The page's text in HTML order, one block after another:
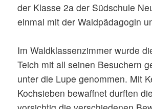
der Klasse 2a der Südschule
einmal mit der Waldpädagogin
Im Waldklassenzimmer wurde
Teich mit all seinen Besuchern
unter die Lupe genommen. Mit
Kochsieben bewaffnet durften